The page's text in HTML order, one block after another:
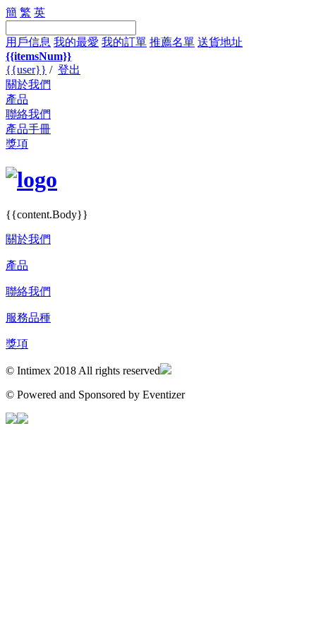
簡 繁 英
用戶信息 我的最愛 我的訂單 推薦名單 送貨地址
{{itemsNum}}
{{user}} / 登出
關於我們
產品
聯絡我們
產品手冊
獎項
{{content.Body}}
關於我們
產品
聯絡我們
服務品種
獎項
© Intimex 2018 All rights reserved
© Powered and Sponsored by Eventizer